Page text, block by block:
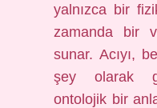
yalnızca bir
zamanda bir
sunar. Acıyı,
şey olarak
ontolojik bir